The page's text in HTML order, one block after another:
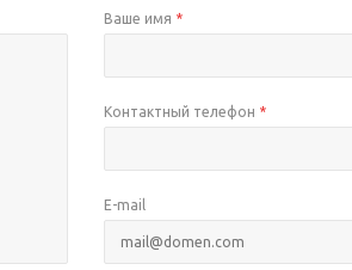
Ваше имя *
Контактный телефон *
E-mail